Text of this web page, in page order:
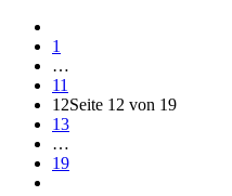
1
…
11
12Seite 12 von 19
13
…
19